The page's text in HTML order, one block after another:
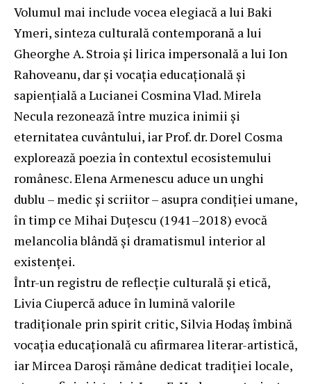
Volumul mai include vocea elegiacă a lui Baki
Ymeri, sinteza culturală contemporană a lui
Gheorghe A. Stroia și lirica impersonală a lui Ion
Rahoveanu, dar și vocația educațională și
sapiențială a Lucianei Cosmina Vlad. Mirela
Necula rezonează între muzica inimii și
eternitatea cuvântului, iar Prof. dr. Dorel Cosma
explorează poezia în contextul ecosistemului
românesc. Elena Armenescu aduce un unghi
dublu – medic și scriitor – asupra condiției umane,
în timp ce Mihai Duțescu (1941–2018) evocă
melancolia blândă și dramatismul interior al
existenței.
Într-un registru de reflecție culturală și etică,
Livia Ciupercă aduce în lumină valorile
tradiționale prin spirit critic, Silvia Hodaș îmbină
vocația educațională cu afirmarea literar-artistică,
iar Mircea Daroși rămâne dedicat tradiției locale,